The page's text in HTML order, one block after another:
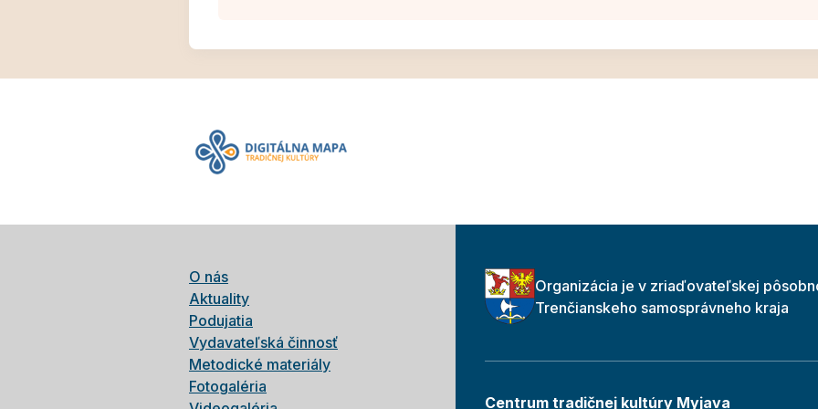
O nás
Aktuality
Podujatia
Vydavateľská činnosť
Metodické materiály
Fotogaléria
Organizácia je v zriaďovateľskej
Trenčianskeho samosprávneho kraja
Centrum tradičnej kultúry Myjava